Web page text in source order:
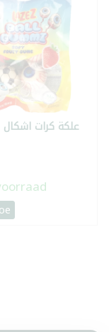
علكة كرات اشكال